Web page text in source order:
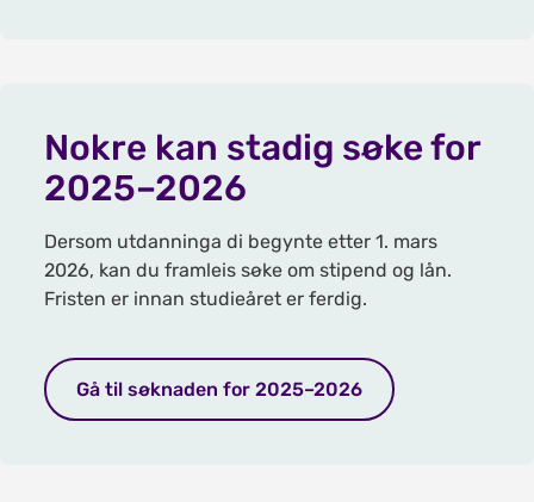
Nokre kan stadig søke for
2025–2026
Dersom utdanninga di begynte etter 1. mars
2026, kan du framleis søke om stipend og lån.
Fristen er innan studieåret er ferdig.
Gå til søknaden for 2025–2026